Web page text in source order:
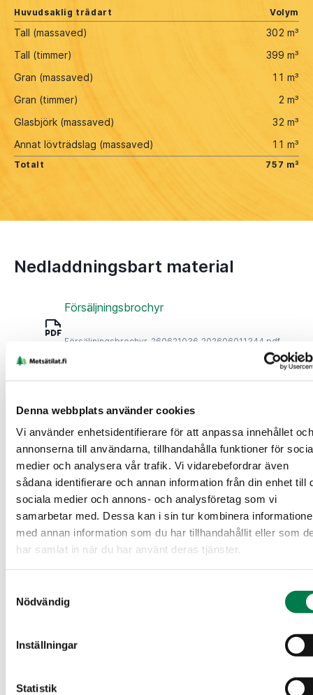
Denna webbplats använder cookies
Vi använder enhetsidentifierare för att anpassa innehållet och
annonserna till användarna, tillhandahålla funktioner för
medier och analysera vår trafik. Vi vidarebefordrar även
sådana identifierare och annan information från din enhet till
sociala medier och annons- och analysföretag som vi
samarbetar med. Dessa kan i sin tur kombinera
med annan information som du har tillhandahållit eller som
har samlat in när du har använt deras tjänster.
Nödvändig
Inställningar
Statistik
Huvudsaklig trädart Volym
Tall (massaved)
302 m³
Tall (timmer)
399 m³
Gran (massaved)
11 m³
Gran (timmer)
2 m³
Glasbjörk (massaved)
32 m³
Annat lövträdslag (massaved)
11 m³
Totalt 757 m³
Nedladdningsbart material
Försäljningsbrochyr
Försäljningsbrochyr_260621036_202606011344.pdf
kiinteistorekisteriote - 2026-05-21T132158.326.pdf
(37.94 KB)
Fastighetskarta
kuviokartta.pdf (792.81 KB)